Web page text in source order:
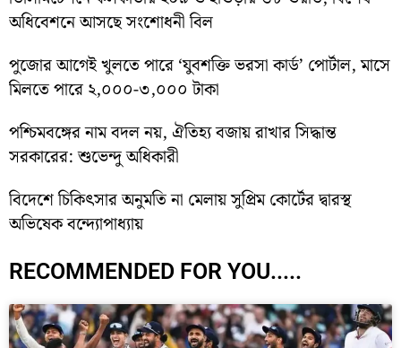
অধিবেশনে আসছে সংশোধনী বিল
পুজোর আগেই খুলতে পারে ‘যুবশক্তি ভরসা কার্ড’ পোর্টাল, মাসে
মিলতে পারে ২,০০০-৩,০০০ টাকা
পশ্চিমবঙ্গের নাম বদল নয়, ঐতিহ্য বজায় রাখার সিদ্ধান্ত
সরকারের: শুভেন্দু অধিকারী
বিদেশে চিকিৎসার অনুমতি না মেলায় সুপ্রিম কোর্টের দ্বারস্থ
অভিষেক বন্দ্যোপাধ্যায়
RECOMMENDED FOR YOU.....